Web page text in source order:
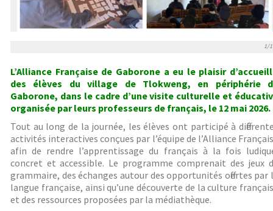
1/1
L’Alliance Française de Gaborone a eu le plaisir
des élèves du village de Tlokweng, en périphérie
Gaborone, dans le cadre d’une visite culturelle et
organisée par leurs professeurs de français, le 12 mai 2026.
Tout au long de la journée, les élèves ont participé à
activités interactives conçues par l’équipe de l’Alliance
afin de rendre l’apprentissage du français à la fois
concret et accessible. Le programme comprenait des jeux
grammaire, des échanges autour des opportunités offertes par
langue française, ainsi qu’une découverte de la culture
et des ressources proposées par la médiathèque.